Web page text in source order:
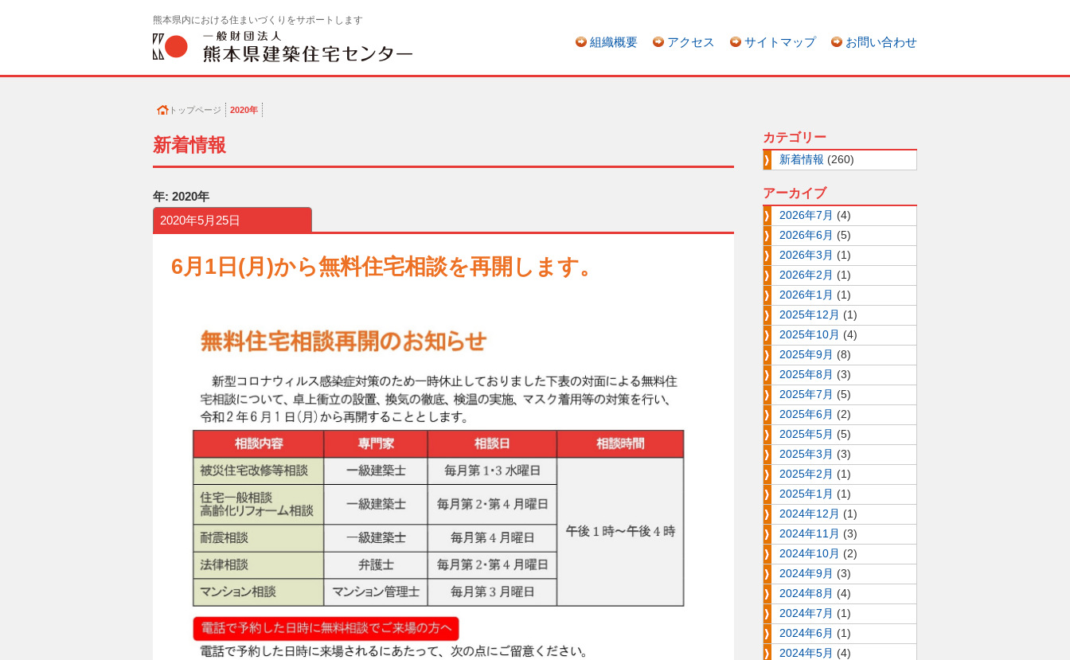
熊本県内における住まいづくりをサポートします
組織概要 アクセス サイトマップ お問い合わせ
トップページ 2020年
新着情報
年: 2020年
2020年5月25日
6月1日(月)から無料住宅相談を再開します。
カテゴリー
新着情報 (260)
アーカイブ
2026年7月 (4)
2026年6月 (5)
2026年3月 (1)
2026年2月 (1)
2026年1月 (1)
2025年12月 (1)
2025年10月 (4)
2025年9月 (8)
2025年8月 (3)
2025年7月 (5)
2025年6月 (2)
2025年5月 (5)
2025年3月 (3)
2025年2月 (1)
2025年1月 (1)
2024年12月 (1)
2024年11月 (3)
2024年10月 (2)
2024年9月 (3)
2024年8月 (4)
2024年7月 (1)
2024年6月 (1)
2024年5月 (4)